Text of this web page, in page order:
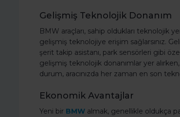
Gelişmiş Teknolojik Donanım
BMW araçları, sahip oldukları teknolojik
gelişmiş teknolojiye erişim sağlarsınız.
şerit takip asistanı, park sensörleri gibi
gelişmiş teknolojik donanımlar yer
durum, aracınızda her zaman en son
Ekonomik Avantajlar
Yeni bir BMW almak, genellikle oldukça